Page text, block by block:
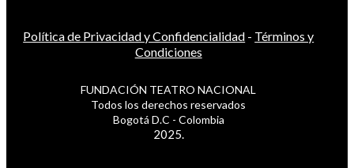
Política de Privacidad y Confidencialidad - Términos y
Condiciones
FUNDACIÓN TEATRO NACIONAL
Todos los derechos reservados
Bogotá D.C - Colombia
2025.